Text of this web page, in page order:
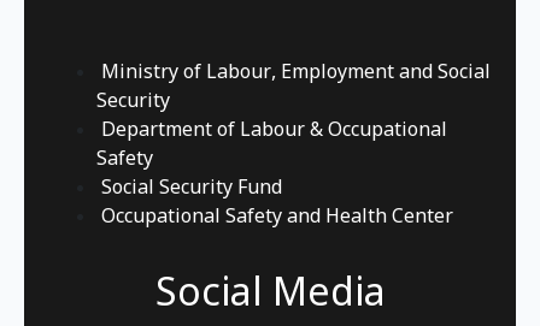
Ministry of Labour, Employment and Social
Security
Department of Labour & Occupational
Safety
Social Security Fund
Occupational Safety and Health Center
Social Media